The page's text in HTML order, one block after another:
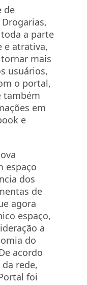
de
a parte
e atrativa,
mais
usuários,
o portal,
também
em
e
espaço
dos
de
agora
espaço,
a
do
acordo
rede,
foi